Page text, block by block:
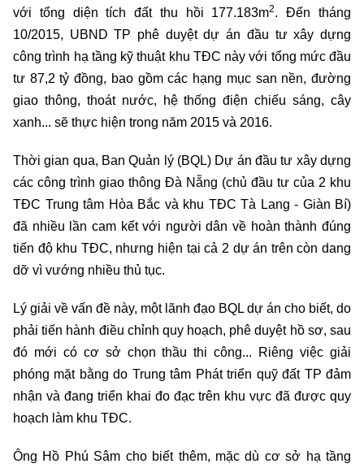
với tổng diện tích đất thu hồi 177.183m2. Đến tháng
10/2015, UBND TP phê duyệt dự án đầu tư xây dựng
công trình hạ tầng kỹ thuật khu TĐC này với tổng mức đầu
tư 87,2 tỷ đồng, bao gồm các hạng mục san nền, đường
giao thông, thoát nước, hệ thống điện chiếu sáng, cây
xanh... sẽ thực hiện trong năm 2015 và 2016.
Thời gian qua, Ban Quản lý (BQL) Dự án đầu tư xây dựng
các công trình giao thông Đà Nẵng (chủ đầu tư của 2 khu
TĐC Trung tâm Hòa Bắc và khu TĐC Tà Lang - Giàn Bí)
đã nhiều lần cam kết với người dân về hoàn thành đúng
tiến độ khu TĐC, nhưng hiện tại cả 2 dự án trên còn dang
dỡ vì vướng nhiều thủ tục.
Lý giải về vấn đề này, một lãnh đạo BQL dự án cho biết, do
phải tiến hành điều chỉnh quy hoạch, phê duyệt hồ sơ, sau
đó mới có cơ sở chọn thầu thi công... Riêng việc giải
phóng mặt bằng do Trung tâm Phát triển quỹ đất TP đảm
nhận và đang triển khai đo đạc trên khu vực đã được quy
hoạch làm khu TĐC.
Ông Hồ Phú Sâm cho biết thêm, mặc dù cơ sở hạ tầng